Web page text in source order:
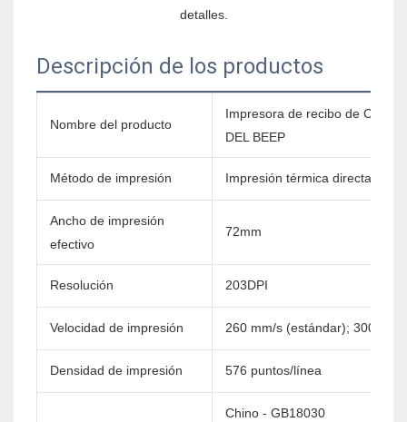
Descripción de los productos
Nombre del producto
Impresora de recibo de China
DEL BEEP
Método de impresión Impresión térmica directa
Ancho de impresión
efectivo
72mm
Resolución 203DPI
Velocidad de impresión 260 mm/s (estándar); 300 mm/
Densidad de impresión 576 puntos/línea
Chino - GB18030